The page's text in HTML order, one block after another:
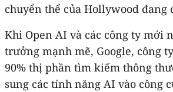
chuyển thể của Hollywood đang
Khi Open AI và các công ty mới
trưởng mạnh mẽ, Google, công
90% thị phần tìm kiếm thông
sung các tính năng AI vào công